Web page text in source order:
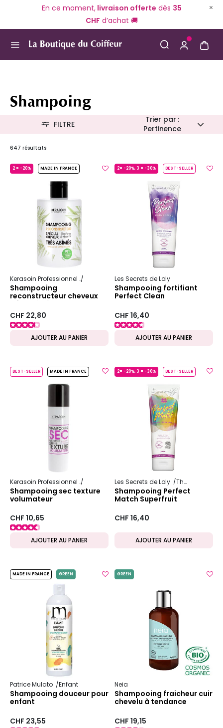
En ce moment,livraison offerte dès 35
CHF d’achat 🚚
Shampoing
Trier par :
Pertinence
FILTRE
647 résultats
2 = -20% MADE IN FRANCE
Kerasoin Professionnel Reconstructeur et nourrissant
Shampooing
reconstructeur cheveux
très abîmés Gamme
Nature
CHF 22,80
AJOUTER AU PANIER
2= -20%, 3 = -30% BEST-SELLER
Les Secrets de Loly
Shampooing fortifiant
Perfect Clean
CHF 16,40
AJOUTER AU PANIER
BEST-SELLER MADE IN FRANCE
Kerasoin Professionnel Shampooing et soin capillaire Hydratation
Shampooing sec texture
volumateur
CHF 10,65
AJOUTER AU PANIER
2= -20%, 3 = -30% BEST-SELLER
Les Secrets de Loly The Weightless Program
Shampooing Perfect
Match Superfruit
CHF 16,40
AJOUTER AU PANIER
MADE IN FRANCE GREEN
Patrice Mulato Enfant
Shampooing douceur pour
enfant
CHF 23,55
GREEN
Neia
Shampooing fraicheur cuir
chevelu à tendance
CHF 19,15